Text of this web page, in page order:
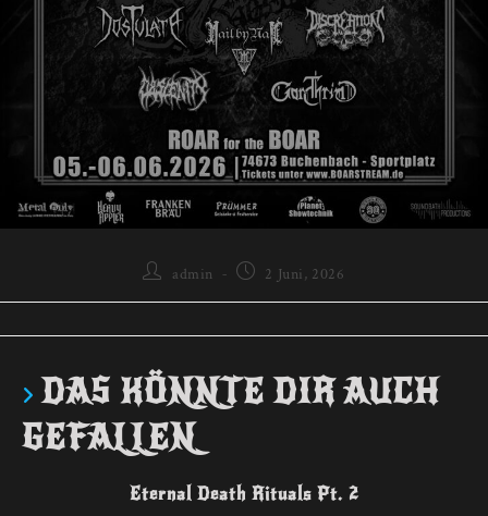
Beitrags-
admin
Beitrag2 Juni, 2026
DAS KÖNNTE DIR AUCH
GEFALLEN
Eternal Death Rituals Pt. 2